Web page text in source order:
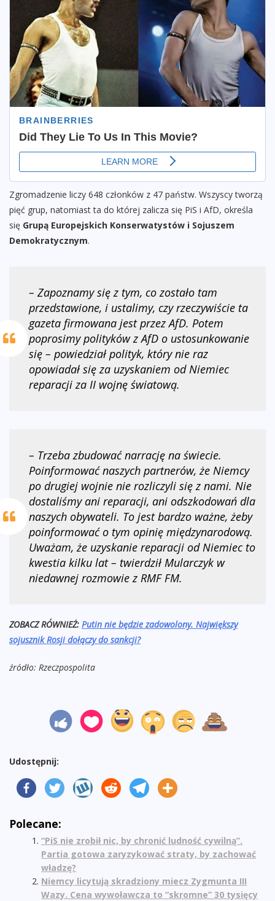
Zgromadzenie liczy 648 członków z 47 państw. Wszyscy tworzą
pięć grup, natomiast ta do której zalicza się PiS i AfD, określa
się Grupą Europejskich Konserwatystów i Sojuszem
Demokratycznym.
– Zapoznamy się z tym, co zostało tam
przedstawione, i ustalimy, czy rzeczywiście ta
gazeta firmowana jest przez AfD. Potem
poprosimy polityków z AfD o ustosunkowanie
się – powiedział polityk, który nie raz
opowiadał się za uzyskaniem od Niemiec
reparacji za II wojnę światową.
– Trzeba zbudować narrację na świecie.
Poinformować naszych partnerów, że Niemcy
po drugiej wojnie nie rozliczyli się z nami. Nie
dostaliśmy ani reparacji, ani odszkodowań dla
naszych obywateli. To jest bardzo ważne, żeby
poinformować o tym opinię międzynarodową.
Uważam, że uzyskanie reparacji od Niemiec to
kwestia kilku lat – twierdził Mularczyk w
niedawnej rozmowie z RMF FM.
ZOBACZ RÓWNIEŻ: Putin nie będzie zadowolony. Największy
sojusznik Rosji dołączy do sankcji?
źródło: Rzeczpospolita
Udostępnij:
Polecane:
“PiS nie zrobił nic, by chronić ludność cywilną”.
Partia gotowa zaryzykować straty, by zachować
władzę?
Niemcy licytują skradziony miecz Zygmunta III
Wazy. Cena wywoławcza to “skromne” 30 tysięcy